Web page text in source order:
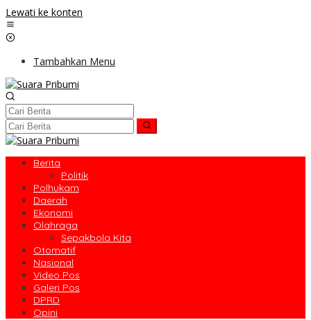
Lewati ke konten
Tambahkan Menu
Berita
Politik
Polhukam
Daerah
Ekonomi
Olahraga
Sepakbola Kita
Otomatif
Nasional
Video Pos
Galeri Pos
DPRD
Opini